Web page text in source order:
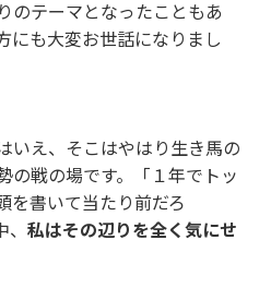
のテーマとなったこともあ
にも大変お世話になりまし
いえ、そこはやはり生き馬の
の戦の場です。「１年でトッ
を書いて当たり前だろ
私はその辺りを全く気にせ